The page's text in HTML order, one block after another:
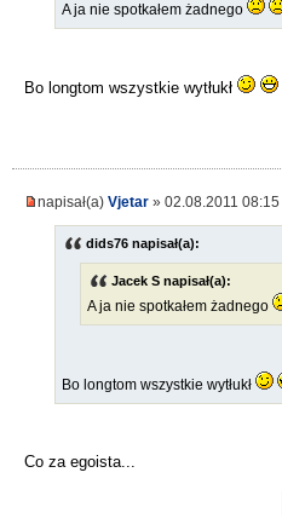
A ja nie spotkałem żadnego
Bo longtom wszystkie wytłukł
napisał(a) Vjetar » 02.08.2011 08:15
dids76 napisał(a):
Jacek S napisał(a):
A ja nie spotkałem żadnego
Bo longtom wszystkie wytłukł
Co za egoista...